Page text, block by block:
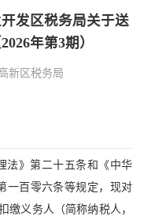
发区税务局关于送
年第3期）
新区税务局
法》第二十五条和《中华
一百零六条等规定，现对
缴义务人（简称纳税人，